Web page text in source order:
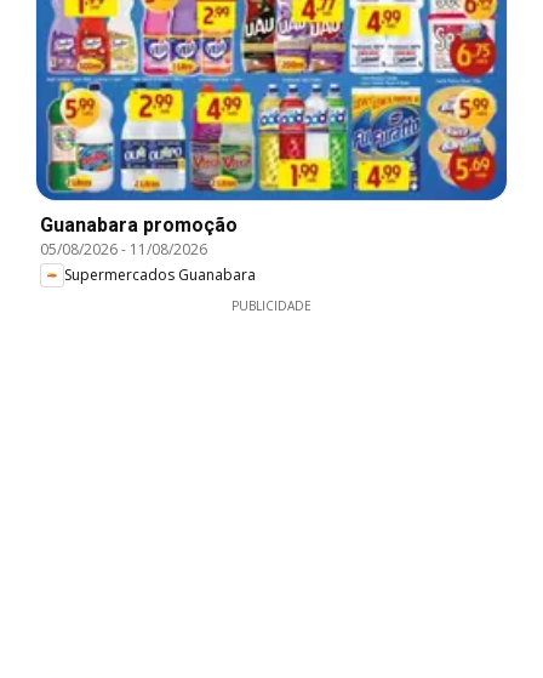
Guanabara promoção
05/08/2026- 11/08/2026
Supermercados Guanabara
PUBLICIDADE